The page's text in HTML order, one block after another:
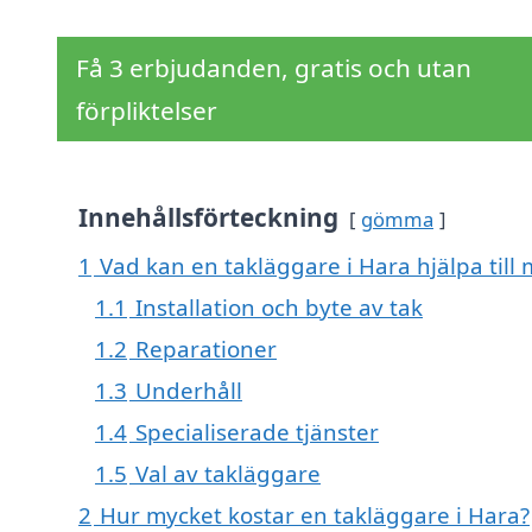
Få 3 erbjudanden, gratis och utan
förpliktelser
Innehållsförteckning gömma
1 Vad kan en takläggare i Hara hjälpa till
1.1 Installation och byte av tak
1.2 Reparationer
1.3 Underhåll
1.4 Specialiserade tjänster
1.5 Val av takläggare
2 Hur mycket kostar en takläggare i Hara?